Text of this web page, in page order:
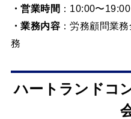
・営業時間 ：10:00〜19:00
・業務内容：労務顧問業
務
ハートランドコ